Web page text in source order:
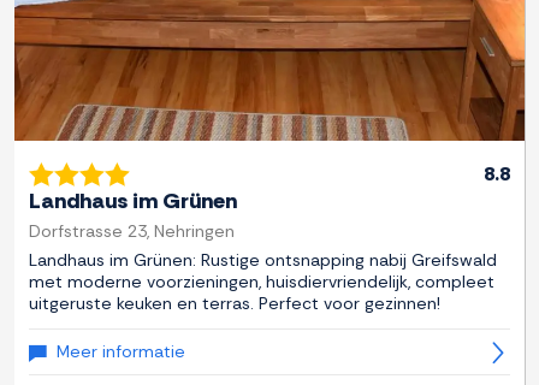
8.8
Landhaus im Grünen
Dorfstrasse 23, Nehringen
Landhaus im Grünen: Rustige ontsnapping nabij Greifswald
met moderne voorzieningen, huisdiervriendelijk, compleet
uitgeruste keuken en terras. Perfect voor gezinnen!
Meer informatie